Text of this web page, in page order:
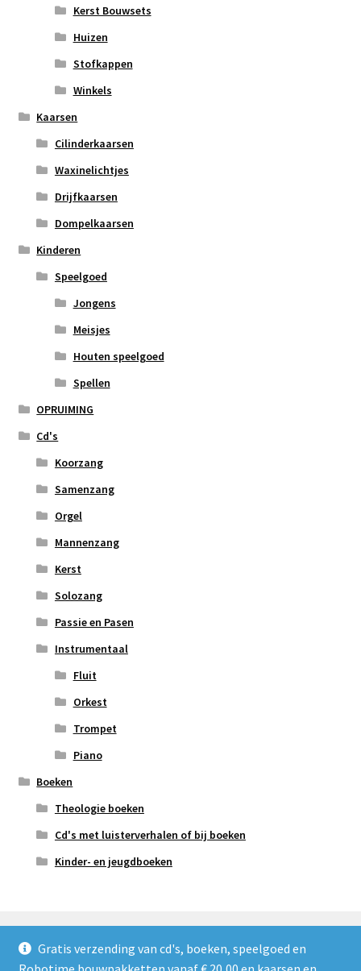
Gratis verzending van cd's, boeken, speelgoed en
Kerst Bouwsets
Huizen
Stofkappen
Winkels
Kaarsen
Cilinderkaarsen
Waxinelichtjes
Drijfkaarsen
Dompelkaarsen
Kinderen
Speelgoed
Jongens
Meisjes
Houten speelgoed
Spellen
OPRUIMING
Cd's
Koorzang
Samenzang
Orgel
Mannenzang
Kerst
Solozang
Passie en Pasen
Instrumentaal
Fluit
Orkest
Trompet
Piano
Boeken
Theologie boeken
Cd's met luisterverhalen of bij boeken
Kinder- en jeugdboeken